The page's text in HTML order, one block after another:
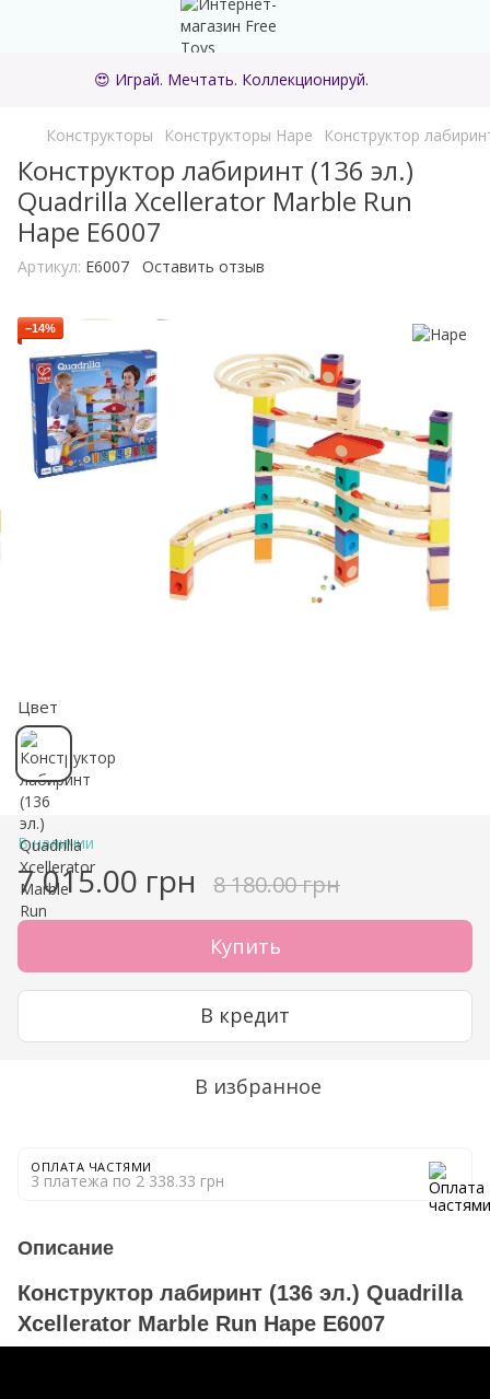
😍 Играй. Мечтать. Коллекционируй.
Конструкторы Конструкторы Hape Конструктор
Конструктор лабиринт (136 эл.)
Quadrilla Xcellerator Marble Run
Hape E6007
Артикул: E6007 Оставить отзыв
−14%
Цвет
В наличии
7 015.00 грн 8 180.00 грн
Купить
В кредит
В избранное
ОПЛАТА ЧАСТЯМИ
3 платежа по 2 338.33 грн
Описание
Конструктор лабиринт (136 эл.) Quadrilla
Xcellerator Marble Run Hape E6007